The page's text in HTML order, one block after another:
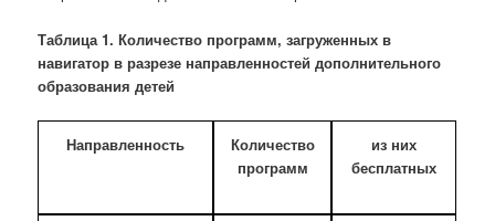
Таблица 1. Количество программ, загруженных в
навигатор в разрезе направленностей дополнительного
образования детей
Направленность
Количество
программ
из них
бесплатных